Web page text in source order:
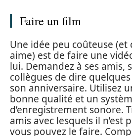
Faire un film
Une idée peu coûteuse (et
aime) est de faire une
lui. Demandez à ses amis,
collègues de dire
son anniversaire. Utilisez
bonne qualité et un
d’enregistrement sonore.
amis avec lesquels il n’est
vous pouvez le faire.